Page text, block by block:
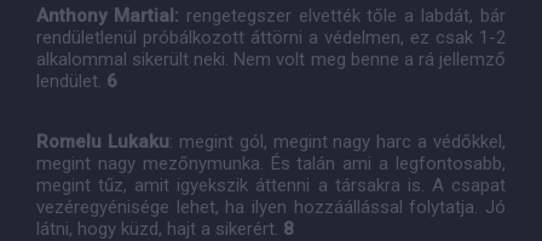
Anthony Martial: rengetegszer elvették tőle a labdát, bár
rendületlenül próbálkozott áttörni a védelmen, ez csak 1-2
alkalommal sikerült neki. Nem volt meg benne a rá jellemző
lendület. 6
Romelu Lukaku: megint gól, megint nagy harc a védőkkel,
megint nagy mezőnymunka. És talán ami a legfontosabb,
megint tűz, amit igyekszik áttenni a társakra is. A csapat
vezéregyénisége lehet, ha ilyen hozzáállással folytatja. Jó
látni, hogy küzd, hajt a sikerért. 8